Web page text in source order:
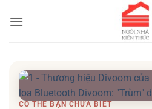
qua
CÓ THỂ BẠN CHƯA BIẾT